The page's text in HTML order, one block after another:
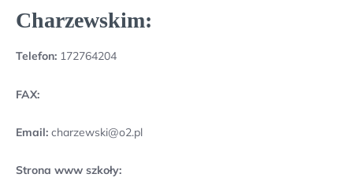
Charzewskim:
Telefon: 172764204
FAX:
Email: charzewski@o2.pl
Strona www szkoły: